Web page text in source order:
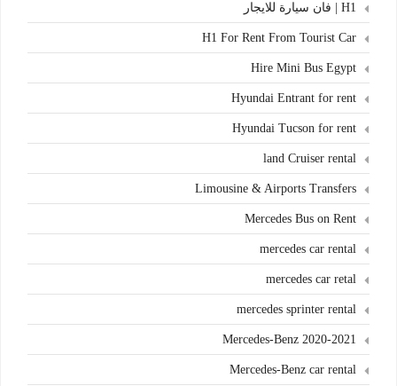
H1 | فان سيارة للايجار
H1 For Rent From Tourist Car
Hire Mini Bus Egypt
Hyundai Entrant for rent
Hyundai Tucson for rent
land Cruiser rental
Limousine & Airports Transfers
Mercedes Bus on Rent
mercedes car rental
mercedes car retal
mercedes sprinter rental
Mercedes-Benz 2020-2021
Mercedes-Benz car rental